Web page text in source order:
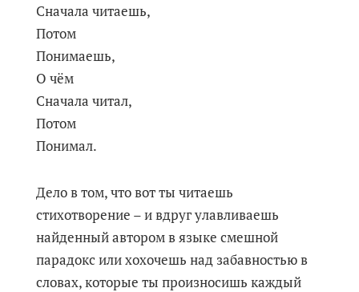
Сначала читаешь,
Потом
Понимаешь,
О чём
Сначала читал,
Потом
Понимал.
Дело в том, что вот ты читаешь
стихотворение – и вдруг улавливаешь
найденный автором в языке смешной
парадокс или хохочешь над забавностью в
словах, которые ты произносишь каждый